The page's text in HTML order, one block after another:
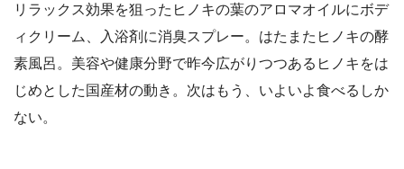
リラックス効果を狙ったヒノキの葉のアロマオイルにボデ
ィクリーム、入浴剤に消臭スプレー。はたまたヒノキの酵
素風呂。美容や健康分野で昨今広がりつつあるヒノキをは
じめとした国産材の動き。次はもう、いよいよ食べるしか
ない。